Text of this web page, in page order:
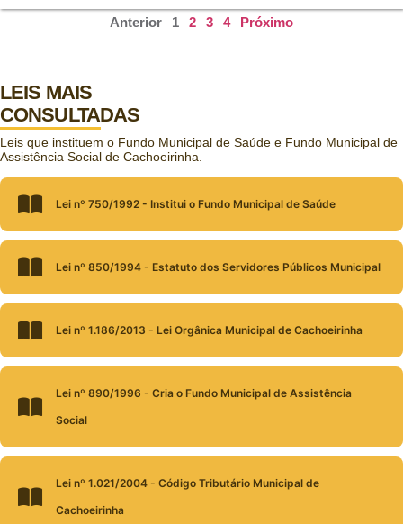
Anterior 1 2 3 4 Próximo
LEIS MAIS
CONSULTADAS
Leis que instituem o Fundo Municipal de Saúde e Fundo Municipal de
Assistência Social de Cachoeirinha.
Lei nº 750/1992 - Institui o Fundo Municipal de Saúde
Lei nº 850/1994 - Estatuto dos Servidores Públicos Municipal
Lei nº 1.186/2013 - Lei Orgânica Municipal de Cachoeirinha
Lei nº 890/1996 - Cria o Fundo Municipal de Assistência
Social
Lei nº 1.021/2004 - Código Tributário Municipal de
Cachoeirinha